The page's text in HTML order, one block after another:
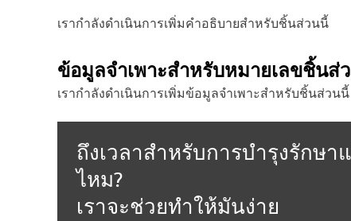
เรากำลังดำเนินการเพิ่มคำอธิบายสำหรับชิ้นส่วนนี้
ข้อมูลจำเพาะสำหรับหมายเลขชิ้นส่
เรากำลังดำเนินการเพิ่มข้อมูลจำเพาะสำหรับชิ้นส่วนนี้
ถึงเวลาสำหรับการบำรุงรักษา
ไหม?
เราจะช่วยทำให้มันง่าย